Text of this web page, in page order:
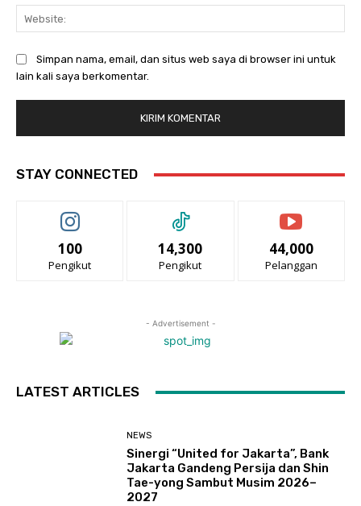
Simpan nama, email, dan situs web saya di browser ini untuk
lain kali saya berkomentar.
STAY CONNECTED
100
Pengikut
14,300
Pengikut
44,000
Pelanggan
- Advertisement -
LATEST ARTICLES
NEWS
Sinergi “United for Jakarta”, Bank
Jakarta Gandeng Persija dan Shin
Tae-yong Sambut Musim 2026–
2027